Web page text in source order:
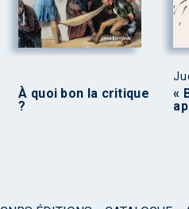
À quoi bon la critique
?
«